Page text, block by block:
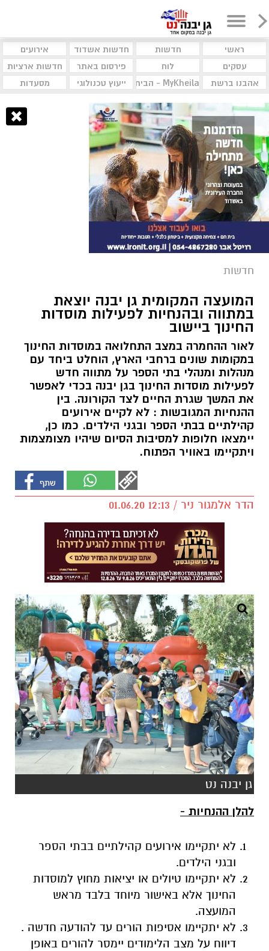
ראשי חדשות חדשות אשדוד
אירועים
עסקים
לוח פירסום באתר
חדשות ארציות
אהבנו ברשת
MyKheila - הבית לעסקים וקהילות ייעוץ טכנולוגי מסעדות
חדשות
המועצה המקומית גן יבנה יוצאת
במתווה ובהנחיות לפעילות מוסדות
החינוך ביישוב
לאור ההחמרה במצב התחלואה במוסדות החינוך
במקומות שונים ברחבי הארץ, הוחלט ביחד עם
מנהלות ומנהלי בתי הספר על מתווה חדש
לפעילות מוסדות החינוך בגן יבנה בכדי לאפשר
את המשך שגרת החיים לצד הקורונה. בין
ההנחיות המגובשות : לא לקיים אירועים
קהילתיים בבתי הספר ובגני הילדים. כמו כן,
יימצאו חלופות למסיבות הסיום שיהיו מצומצמות
ויתקיימו באוויר הפתוח.
הדר אלמגור ניר / 12:13 01.06.20
גן יבנה נט
להלן ההנחיות -
לא יתקיימו אירועים קהילתיים בבתי הספר
ובגני הילדים.
לא יתקיימו טיולים או יציאות מחוץ למוסדות
החינוך אלא באישור מיוחד בלבד מראש
המועצה.
לא יתקיימו אסיפות הורים עד להודעה חדשה .
דיווח על מצב הלימודים יימסר להורים באופן